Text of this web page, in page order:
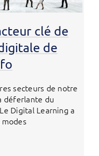
clé de
de
secteurs de notre
déferlante du
Digital Learning a